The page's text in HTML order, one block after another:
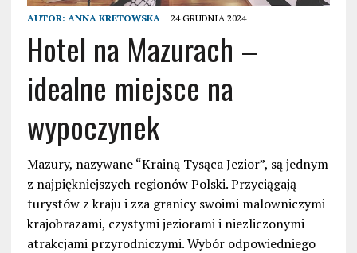
AUTOR: ANNA KRETOWSKA 24 GRUDNIA 2024
Hotel na Mazurach –
idealne miejsce na
wypoczynek
Mazury, nazywane “Krainą Tysąca Jezior”, są jednym
z najpiękniejszych regionów Polski. Przyciągają
turystów z kraju i zza granicy swoimi malowniczymi
krajobrazami, czystymi jeziorami i niezliczonymi
atrakcjami przyrodniczymi. Wybór odpowiedniego